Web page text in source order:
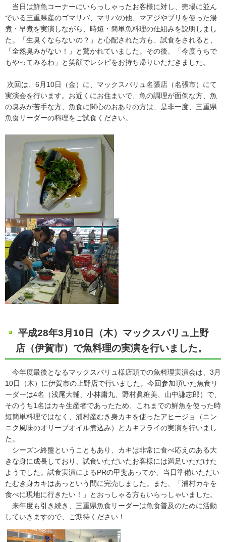
当日は鮮魚コーナーにいらっしゃったお客様に対し、売場に並ん
でいる三重県産のゴマサバ、マサバの他、マアジやブリを使った湯
煮・早煮を実演しながら、時短・簡単魚料理の仕組みを説明しまし
た。「生臭くならないの？」と心配された方も、試食をされると、
「全然臭みがない！」と驚かれていました。その後、「今度うちで
もやってみるわ」と笑顔でレシピをお持ち帰りいただきました。
次回は、6月10日（金）に、マックスバリュ名張店（名張市）にて
実演会を行います。お近くにお住まいで、魚の調理が面倒な方、魚
の臭みが苦手な方、魚食に関心のおありの方は、是非一度、三重県
魚食リーダーの料理をご試食ください。
平成28年3月10日（木）マックスバリュ上野
店（伊賀市）で魚料理の実演を行いました。
今年度最後となるマックスバリュ様店頭での魚料理実演会は、3月
10日（木）に伊賀市の上野店で行いました。今回参加頂いた魚食リ
ーダーは4名（浅尾大輔、小林庸九、野村眞粧美、山中謙志郎）で、
そのうち1名はカキ生産者であったため、これまでの鮮魚を使った時
短簡単料理ではなく、浦村産むき身カキを使ったアヒージョ（ニン
ニク風味のオリーブオイル煮込み）とカキフライの実演を行いまし
た。
シーズン終盤ということもあり、カキは非常に食べ応えのある大
きな身に成長しており、試食いただいたお客様には満足いただけた
ようでした。試食実演によるPRの甲斐あってか、当日準備いただい
たむき身カキはあっという間に完売しました。また、「浦村カキを
食べに現地に行きたい！」とおっしゃる方もいらっしゃいました。
来年度も引き続き、三重県魚食リーダーは魚食普及のために活動
していきますので、ご期待ください！